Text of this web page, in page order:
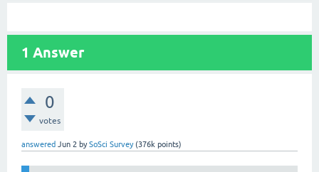
1 Answer
0
votes
answered Jun 2 bySoSci Survey (376k points)